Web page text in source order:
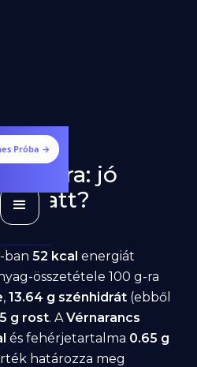
Próba →
jó
alatt?
ban52 kcal energiát
összetétele 100 g-ra
,13.64 g szénhidrát (ebből
5 g rost. AVérnarancs
és fehérjetartalma 0.65 g
határozza meg